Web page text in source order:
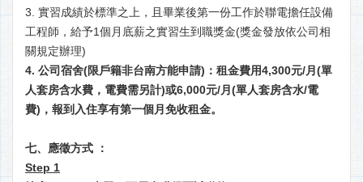
3. 實習成績於標準之上，且畢業後第一份工作於聯電擔任設備
工程師，給予1個月底薪之實習生到職獎金(獎金發放依公司相
關規定辦理)
4. 公司宿舍(限戶籍非台南方能申請)：租金費用4,300元/月(單
人套房含水費，電費需另計)或6,000元/月(單人套房含水/電
費)，報到入住享有第一個月免收租金。
七、應徵方式 ：
Step 1